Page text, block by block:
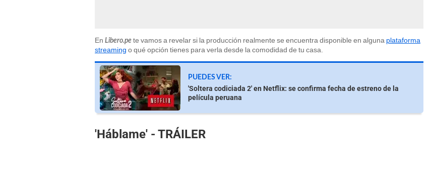
En Libero.pe te vamos a revelar si la producción realmente se encuentra disponible en alguna plataforma
streaming o qué opción tienes para verla desde la comodidad de tu casa.
PUEDES VER:
'Soltera codiciada 2' en Netflix: se confirma fecha de estreno de la
película peruana
'Háblame' - TRÁILER